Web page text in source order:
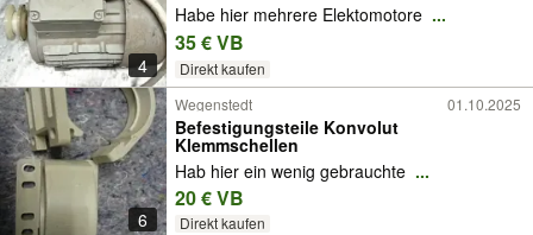
4
Habe hier mehrere Elektomotore ...
35 € VB
Direkt kaufen
6
Wegenstedt 01.10.2025
Befestigungsteile Konvolut
Klemmschellen
Hab hier ein wenig gebrauchte ...
20 € VB
Direkt kaufen